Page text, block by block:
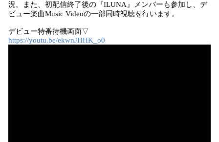
況。また、初配信終了後の『ILUNA』メンバーも参加し、デ
ビュー楽曲Music Videoの一部同時視聴を行います。
デビュー特番待機画面▽
https://youtu.be/ekwnJHHK_o0